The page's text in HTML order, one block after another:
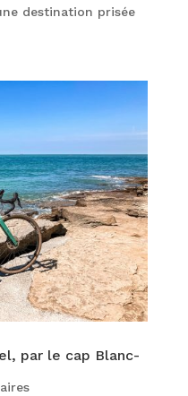
destination prisée
par le cap Blanc-